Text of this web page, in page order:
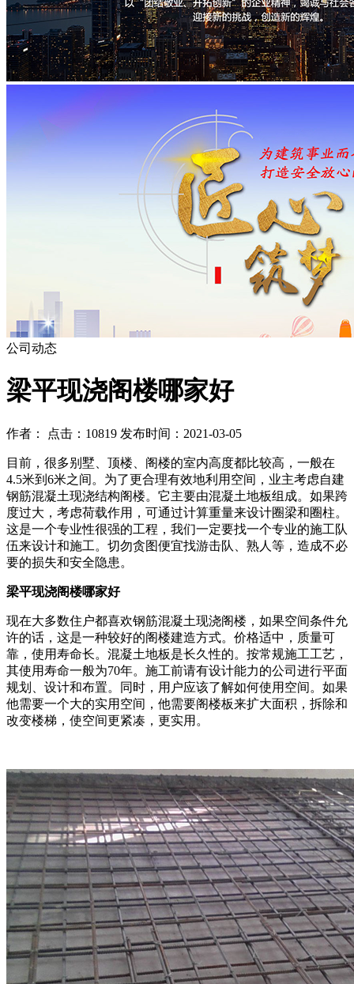
公司动态
梁平现浇阁楼哪家好
作者： 点击：10819 发布时间：2021-03-05
目前，很多别墅、顶楼、阁楼的室内高度都比较高，一般在
4.5米到6米之间。为了更合理有效地利用空间，业主考虑自建
钢筋混凝土现浇结构阁楼。它主要由混凝土地板组成。如果跨
度过大，考虑荷载作用，可通过计算重量来设计圈梁和圈柱。
这是一个专业性很强的工程，我们一定要找一个专业的施工队
伍来设计和施工。切勿贪图便宜找游击队、熟人等，造成不必
要的损失和安全隐患。
梁平现浇阁楼哪家好
现在大多数住户都喜欢钢筋混凝土现浇阁楼，如果空间条件允
许的话，这是一种较好的阁楼建造方式。价格适中，质量可
靠，使用寿命长。混凝土地板是长久性的。按常规施工工艺，
其使用寿命一般为70年。施工前请有设计能力的公司进行平面
规划、设计和布置。同时，用户应该了解如何使用空间。如果
他需要一个大的实用空间，他需要阁楼板来扩大面积，拆除和
改变楼梯，使空间更紧凑，更实用。